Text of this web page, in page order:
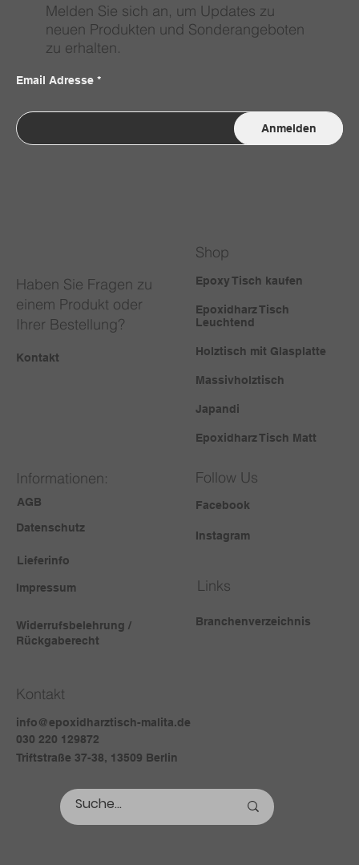
Melden Sie sich an, um Updates zu
neuen Produkten und Sonderangeboten
zu erhalten.
Email Adresse
Anmelden
Haben Sie Fragen zu
einem Produkt oder
Ihrer Bestellung?
Kontakt
Shop
Epoxy Tisch kaufen
Epoxidharz Tisch
Leuchtend
Holztisch mit Glasplatte
Massivholztisch
Japandi
Epoxidharz Tisch Matt
Informationen:
AGB
Datenschutz
Lieferinfo
Impressum
Widerrufsbelehrung /
Rückgaberecht
Follow Us
Facebook
Instagram
Links
Branchenverzeichnis
Kontakt
info@epoxidharztisch-malita.de
030 220 129872
Triftstraße 37-38, 13509 Berlin